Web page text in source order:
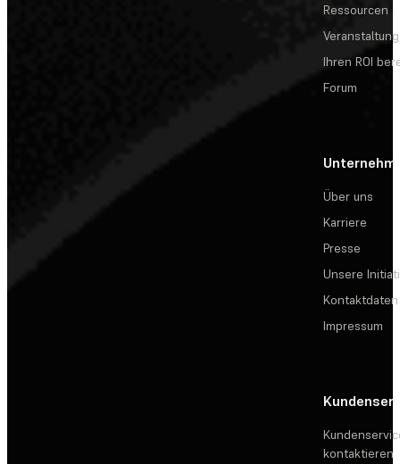
Ressourcen
Ihren ROI
Forum
Über uns
Karriere
Presse
Unsere
Kontaktdaten
Impressum
kontaktieren